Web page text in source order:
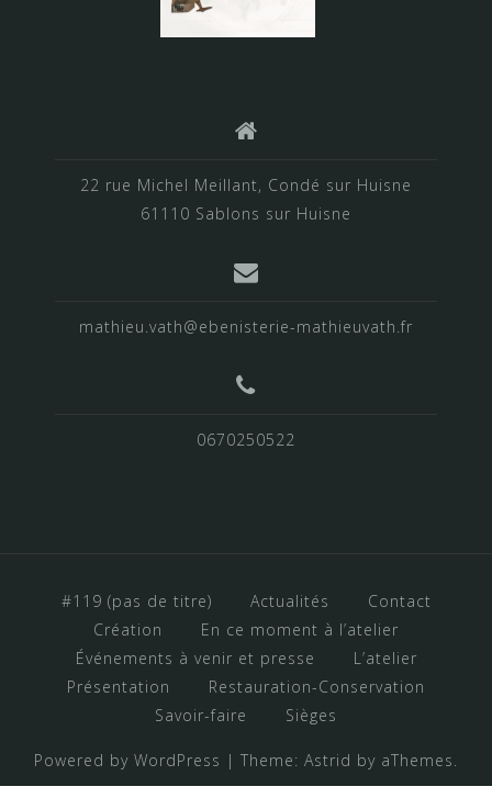
22 rue Michel Meillant, Condé sur Huisne
61110 Sablons sur Huisne
mathieu.vath@ebenisterie-mathieuvath.fr
0670250522
#119 (pas de titre) Actualités
Contact
Création
En ce moment à l’atelier
Événements à venir et presse
L’atelier
Présentation
Restauration-Conservation
Savoir-faire
Sièges
Powered by WordPress | Theme: Astrid by aThemes.